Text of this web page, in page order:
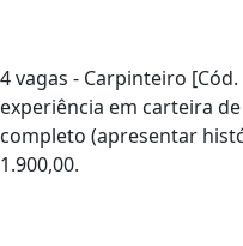
4 vagas - Carpinteiro
experiência em carteira
completo (apresentar
1.900,00.